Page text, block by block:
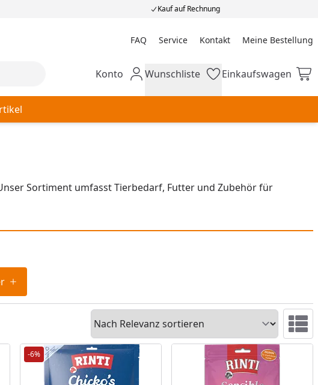
Kauf auf Rechnung
FAQ Service Kontakt Meine Bestellung
Meine Bestellung
Mein Konto
Konto Wunschliste
Wunschliste Einkaufswagen
Einkaufswagen
Sortiment umfasst Tierbedarf, Futter und Zubehör für
Sortieren
-6%